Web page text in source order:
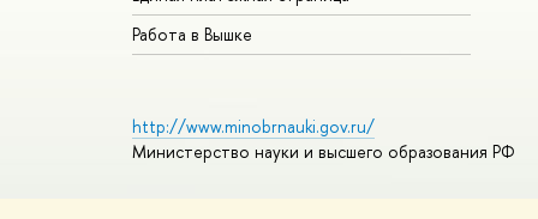
Работа в Вышке
http://www.minobrnauki.gov.ru/
Министерство науки и высшего образования РФ